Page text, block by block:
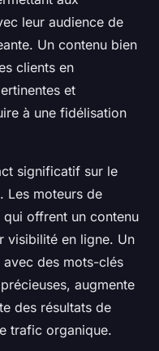
leur audience de
Un contenu bien
clients en
et
à une fidélisation
significatif sur le
. Les moteurs de
offrent un contenu
visibilité en ligne. Un
avec des mots-clés
augmente
des résultats de
trafic organique.